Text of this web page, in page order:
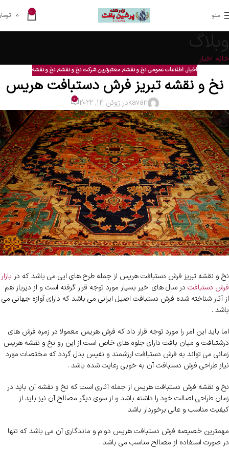
منو 0
0
وبلاگ
خانه اخبار
اخبار,اطلاعات عمومی نخ و نقشه,معتبرترین شرکت نخ و نقشه,نخ و نقشه
نخ و نقشه تبریز فرش دستبافت هریس
kavanدر ژوئن 14, 2022 0
نخ و نقشه تبریز فرش دستبافت هریس از جمله طرح های ایی می باشد که در بازار
فرش دستبافت در سال های اخیر بسیار مورد توجه قرار گرفته است و از دیرباز هم
از آثار شناخته شده فرش دستبافت اصیل ایرانی می باشد که دارای آوازه جهانی می
باشد .
اما باید این امر را مورد توجه قرار داد که فرش هریس معمولا در زمره فرش های
درشتبافت و میان بافت دارای جلوه های خاص است از این رو نخ و نقشه هریس
زمانی می تواند به فرش دستبافت ارزشمند و نفیس بدل گردد که مختصات مورد
نیاز طراحی فرش دستبافت آن به خوبی رعایت شده باشد .
نخ و نقشه فرش دستبافت هریس از جمله آثاری است که نخ و نقشه آن باید در
زمان طراحی اصالت خود را داشته باشد و از سوی دیگر مصالح آن نیز باید از
کیفیت مناسب و عالی برخوردار باشد .
مهمترین خصیصه فرش دستبافت هریس دوام و ماندگاری آن می باشد که تنها
در صورت استفاده از مصالح مناسب می باشد .